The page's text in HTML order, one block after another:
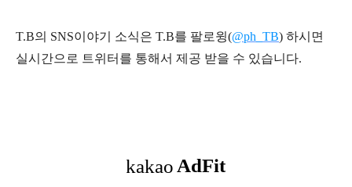
T.B의 SNS이야기 소식은 T.B를 팔로윙(@ph_TB) 하시면
실시간으로 트위터를 통해서 제공 받을 수 있습니다.